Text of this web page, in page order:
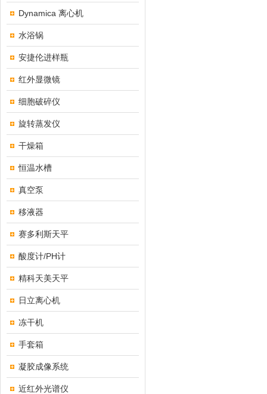
Dynamica 离心机
水浴锅
安捷伦进样瓶
红外显微镜
细胞破碎仪
旋转蒸发仪
干燥箱
恒温水槽
真空泵
移液器
赛多利斯天平
酸度计/PH计
精科天美天平
日立离心机
冻干机
手套箱
凝胶成像系统
近红外光谱仪